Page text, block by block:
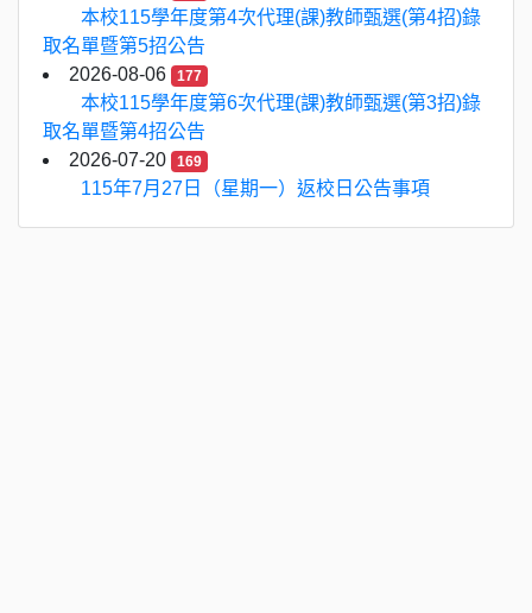
本校115學年度第4次代理(課)教師甄選(第4招)錄
取名單暨第5招公告
2026-08-06
177
本校115學年度第6次代理(課)教師甄選(第3招)錄
取名單暨第4招公告
2026-07-20
169
115年7月27日（星期一）返校日公告事項